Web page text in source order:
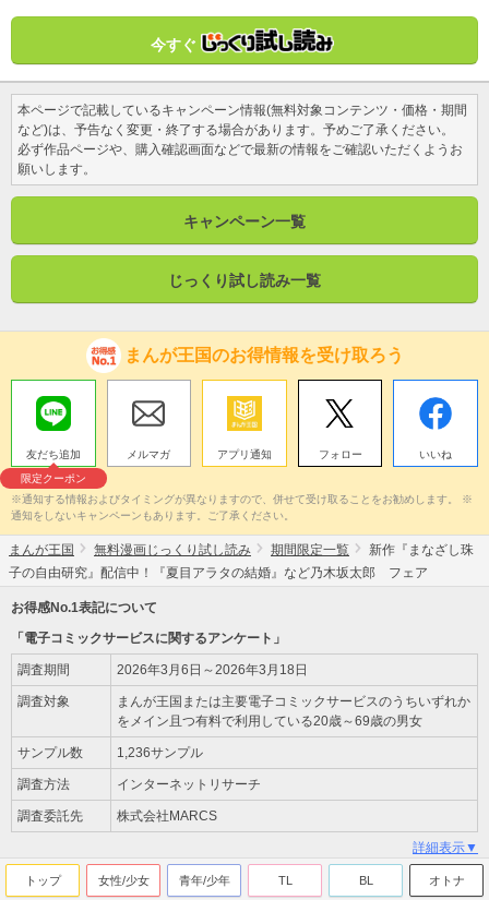
る」“教誨師”であると、彼はいう。 バニャス
コ。だが、リセット状態にあった彼はその使
も恐ろしい「壮絶なる過去」を思い出すまで
は!!!
今すぐ
本ページで記載しているキャンペーン情報(無料対象コンテンツ・価格・期間
など)は、予告なく変更・終了する場合があります。予めご了承ください。
必ず作品ページや、購入確認画面などで最新の情報をご確認いただくようお
願いします。
キャンペーン一覧
じっくり試し読み一覧
まんが王国のお得情報を受け取ろう
友だち追加
限定クーポン
メルマガ アプリ通知 フォロー いいね
※通知する情報およびタイミングが異なりますので、併せて受け取ることをお勧めします。 ※
通知をしないキャンペーンもあります。ご了承ください。
まんが王国 無料漫画じっくり試し読み 期間限定一覧
新作『まなざし珠
子の自由研究』配信中！『夏目アラタの結婚』など乃木坂太郎 フェア
お得感No.1表記について
「電子コミックサービスに関するアンケート」
調査期間 2026年3月6日～2026年3月18日
調査対象
まんが王国または主要電子コミックサービスのうちいずれか
をメイン且つ有料で利用している20歳～69歳の男女
サンプル数 1,236サンプル
調査方法 インターネットリサーチ
調査委託先 株式会社MARCS
詳細表示▼
トップ 女性/少女 青年/少年 TL BL オトナ